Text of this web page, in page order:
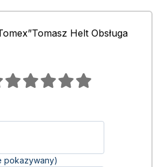
Helt Obsługa
pokazywany)